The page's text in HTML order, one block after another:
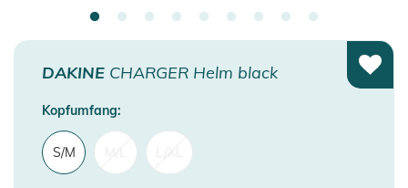
DAKINE CHARGER Helm black
Kopfumfang:
S/M